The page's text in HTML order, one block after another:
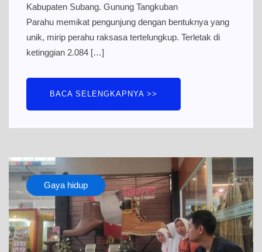
Kabupaten Subang. Gunung Tangkuban
Parahu memikat pengunjung dengan bentuknya yang
unik, mirip perahu raksasa tertelungkup. Terletak di
ketinggian 2.084 […]
BACA SELENGKAPNYA >>
Gaya hidup